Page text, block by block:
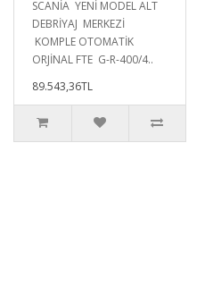
SCANİA YENİ MODEL ALT
DEBRİYAJ MERKEZİ
KOMPLE OTOMATİK
ORJİNAL FTE G-R-400/4..
89.543,36TL